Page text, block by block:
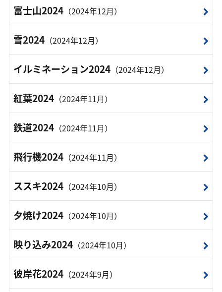
富士山2024（2024年12月）
雪2024（2024年12月）
イルミネーション2024（2024年12月）
紅葉2024（2024年11月）
鉄道2024（2024年11月）
飛行機2024（2024年11月）
ススキ2024（2024年10月）
夕焼け2024（2024年10月）
映り込み2024（2024年10月）
彼岸花2024（2024年9月）